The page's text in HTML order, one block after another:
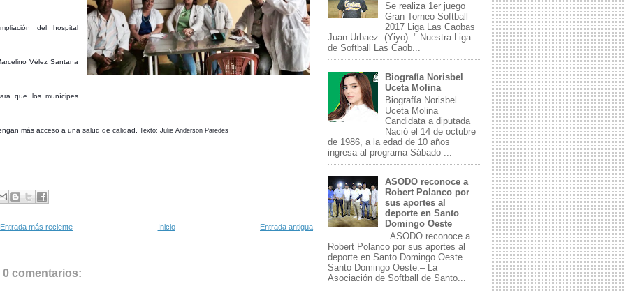
del hospital
Vélez Santana
que los munícipes
más acceso a una salud de calidad. Texto: Julie Anderson Paredes
Entrada más reciente Entrada antigua
Inicio
0 comentarios:
Se realiza 1er juego
Gran Torneo Softball
2017 Liga Las Caobas
Juan Urbaez (Yiyo): " Nuestra Liga
de Softball Las Caob...
Biografía Norisbel
Uceta Molina
Biografía Norisbel
Uceta Molina
Candidata a diputada
Nació el 14 de octubre
de 1986, a la edad de 10 años
ingresa al programa Sábado ...
ASODO reconoce a
Robert Polanco por
sus aportes al
deporte en Santo
Domingo Oeste
ASODO reconoce a
Robert Polanco por sus aportes al
deporte en Santo Domingo Oeste
Santo Domingo Oeste.– La
Asociación de Softball de Santo...